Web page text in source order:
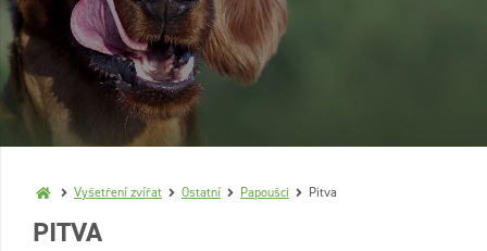
Vyšetření zvířat Ostatní Papoušci Pitva
PITVA